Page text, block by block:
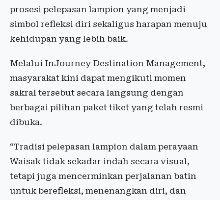
prosesi pelepasan lampion yang menjadi
simbol refleksi diri sekaligus harapan menuju
kehidupan yang lebih baik.
Melalui InJourney Destination Management,
masyarakat kini dapat mengikuti momen
sakral tersebut secara langsung dengan
berbagai pilihan paket tiket yang telah resmi
dibuka.
“Tradisi pelepasan lampion dalam perayaan
Waisak tidak sekadar indah secara visual,
tetapi juga mencerminkan perjalanan batin
untuk berefleksi, menenangkan diri, dan